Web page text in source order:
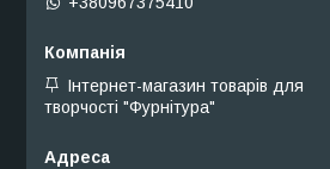
Інтернет-магазин товарів для
творчості "Фурнітура"